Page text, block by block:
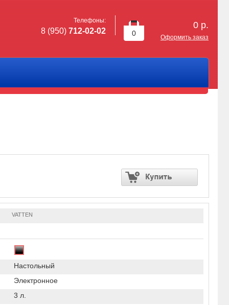
0
0 р.
Оформить заказ
Телефоны:
8 (950) 712-02-02
VATTEN
Настольный
Электронное
3 л.